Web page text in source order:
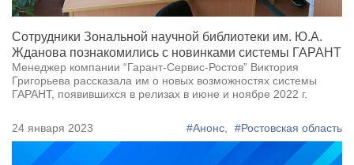
Сотрудники Зональной научной библиотеки им. Ю.А.
Жданова познакомились с новинками системы ГАРАНТ
Менеджер компании “Гарант-Сервис-Ростов” Виктория
Григорьева рассказала им о новых возможностях системы
ГАРАНТ, появившихся в релизах в июне и ноябре 2022 г.
24 января 2023 #Анонс, #Ростовская область